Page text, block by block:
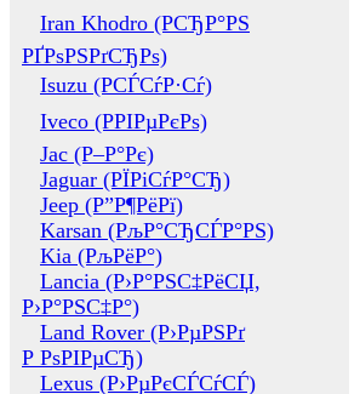
Iran Khodro (РСЂР°РЅ
РҐРѕРЅРґСЂРѕ)
Isuzu (РСЃСѓР·Сѓ)
Iveco (РРІРµРєРѕ)
Jac (Р–Р°Рє)
Jaguar (РЇРіСѓР°СЂ)
Jeep (Р”Р¶РёРї)
Karsan (РљР°СЂСЃР°РЅ)
Kia (РљРёР°)
Lancia (Р›Р°РЅС‡РёСЏ,
Р›Р°РЅС‡Р°)
Land Rover (Р›РµРЅРґ
Р РѕРІРµСЂ)
Lexus (Р›РµРєСЃСѓСЃ)